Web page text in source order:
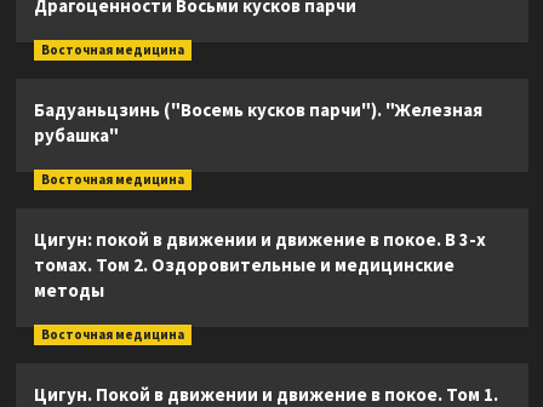
Драгоценности Восьми кусков парчи
Восточная медицина
Бадуаньцзинь ("Восемь кусков парчи"). "Железная
рубашка"
Восточная медицина
Цигун: покой в движении и движение в покое. В 3-х
томах. Том 2. Оздоровительные и медицинские
методы
Восточная медицина
Цигун. Покой в движении и движение в покое. Том 1.